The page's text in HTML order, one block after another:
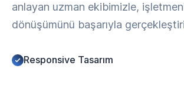
anlayan uzman ekibimizle,
dönüşümünü başarıyla
Responsive Tasarım